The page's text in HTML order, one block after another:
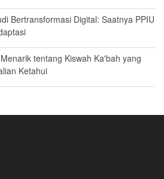
Bertransformasi Digital: Saatnya PPIU
tentang Kiswah Ka'bah yang
Ketahui